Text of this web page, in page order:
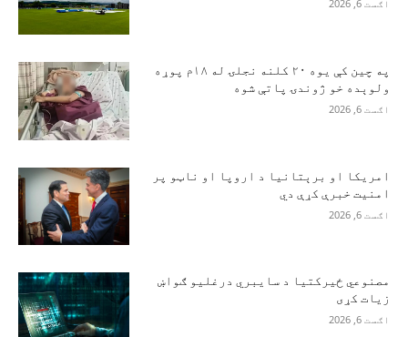
اګست 6, 2026
په چین کې یوه ۲۰ کلنه نجلۍ له ۱۸م پوړه
ولوېده خو ژوندۍ پاتې شوه
اګست 6, 2026
امریکا او برېتانیا د اروپا او ناټو پر
امنیت خبرې کړې دي
اګست 6, 2026
مصنوعي ځیرکتیا د سایبري درغلیو ګواښ
زیات کړی
اګست 6, 2026